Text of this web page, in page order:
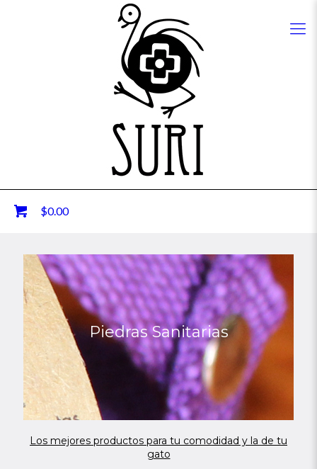
$0.00
Piedras Sanitarias
Los mejores productos para tu comodidad y la de tu
gato